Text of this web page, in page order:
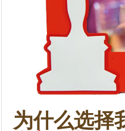
为什么选择